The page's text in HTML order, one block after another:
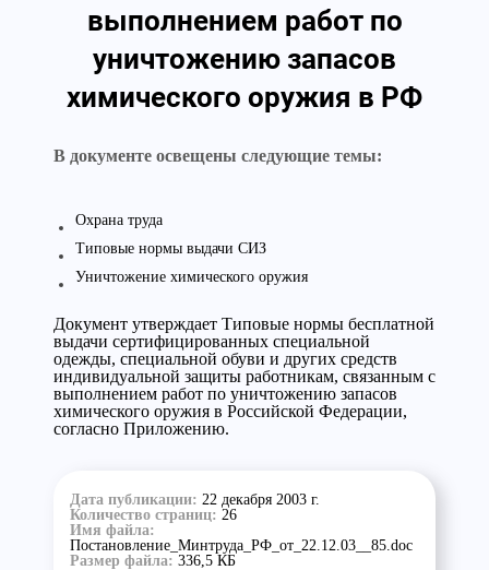
выполнением работ по
уничтожению запасов
химического оружия в РФ
В документе освещены следующие темы:
Охрана труда
Типовые нормы выдачи СИЗ
Уничтожение химического оружия
Документ утверждает Типовые нормы бесплатной
выдачи сертифицированных специальной
одежды, специальной обуви и других средств
индивидуальной защиты работникам, связанным с
выполнением работ по уничтожению запасов
химического оружия в Российской Федерации,
согласно Приложению.
Дата публикации: 22 декабря 2003 г.
Количество страниц: 26
Имя файла:
Постановление_Минтруда_РФ_от_22.12.03__85.doc
Размер файла: 336,5 КБ